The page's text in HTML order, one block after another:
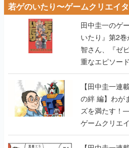
若ゲのいたり〜ゲームクリエイ
田中圭一のゲ
いたり』第2
智さん、『ゼ
重なエピソー
【田中圭一連載
の絆 編】わが
ズを満たす！
ゲームクリエ
【若ゲのいた